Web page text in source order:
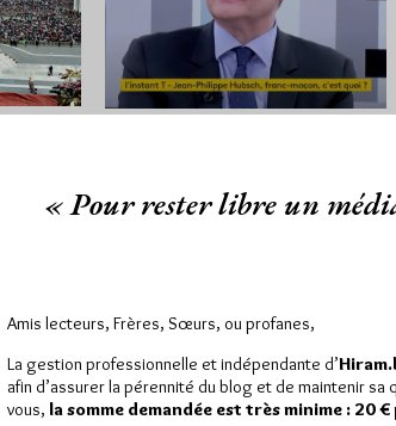
est-
?
viseur
a
2
franceinfo
Jean-Philippe Hubsch, le Grand Maître
du Grand Orient de France, a été
interviewé par Audray Goutard dans
l'émission de franceinfo…
« Pour rester libre un
Amis lecteurs, Frères, Sœurs, ou profanes,
La gestion professionnelle et indépendante d’
afin d’assurer la pérennité du blog et de maintenir
vous, la somme demandée est très minime : 20 €